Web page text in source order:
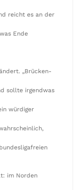
reicht es an der
Ende
„Brücken-
sollte irgendwas
würdiger
im Norden